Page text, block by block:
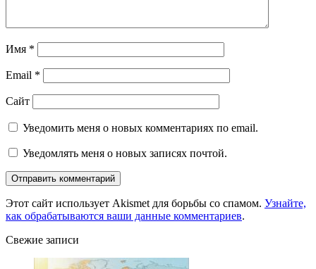
Имя *
Email *
Сайт
Уведомить меня о новых комментариях по email.
Уведомлять меня о новых записях почтой.
Этот сайт использует Akismet для борьбы со спамом. Узнайте,
как обрабатываются ваши данные комментариев.
Свежие записи